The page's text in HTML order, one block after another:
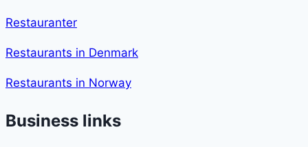
Restauranter
Restaurants in Denmark
Restaurants in Norway
Business links